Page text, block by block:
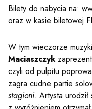
sal
Bilety do nabycia na:
oraz w kasie biletowej
W tym wieczorze
Maciaszczyk
czyli od pulpitu
zagra cudne partie
stagioni. Artysta